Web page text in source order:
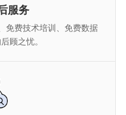
服务
免费技术培训、免费数据
顾之忧。